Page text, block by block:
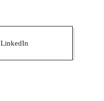
LinkedIn